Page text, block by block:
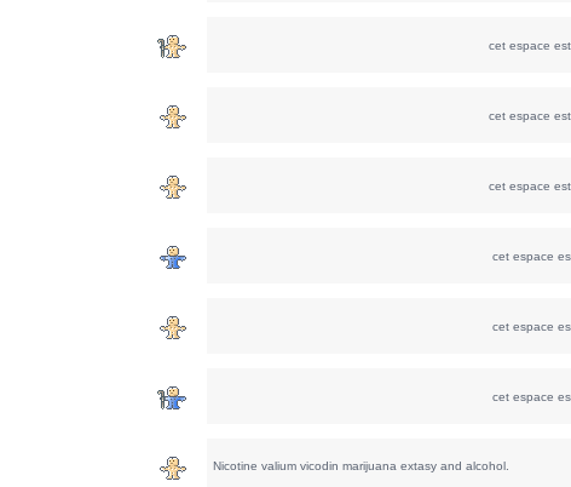
cet espace
cet espace
cet espace
cet espace
cet espace
cet espace
Nicotine valium vicodin marijuana extasy and alcohol.